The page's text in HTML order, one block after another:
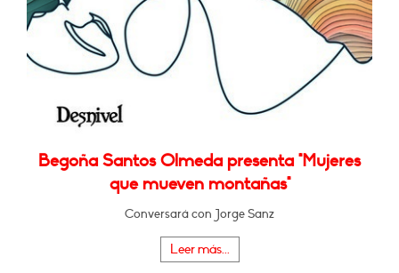
Begoña Santos Olmeda presenta "Mujeres
que mueven montañas"
Conversará con Jorge Sanz
Leer más...